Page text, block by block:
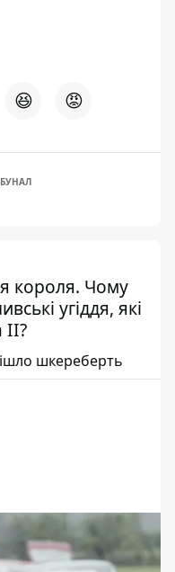
😆 😡
короля. Чому
угіддя, які
II?
шкереберть